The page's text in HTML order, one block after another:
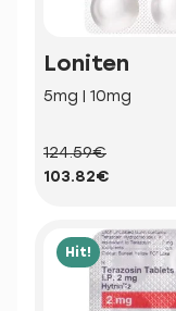
Loniten
5mg | 10mg
124.59€
103.82€
Hit!